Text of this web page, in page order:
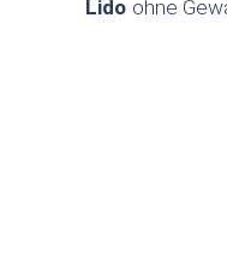
Lido ohne